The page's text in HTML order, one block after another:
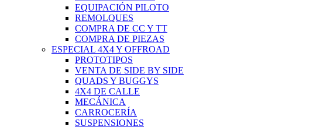
EQUIPACIÓN PILOTO
REMOLQUES
COMPRA DE CC Y TT
COMPRA DE PIEZAS
ESPECIAL 4X4 Y OFFROAD
PROTOTIPOS
VENTA DE SIDE BY SIDE
QUADS Y BUGGYS
4X4 DE CALLE
MECÁNICA
CARROCERÍA
SUSPENSIONES